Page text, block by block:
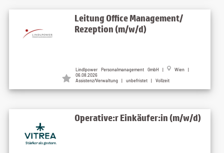
Leitung Office Management/
Rezeption (m/w/d)
Lindlpower Personalmanagement GmbH | Wien |
06.08.2026
Assistenz/Verwaltung | unbefristet | Vollzeit
Operative:r Einkäufer:in (m/w/d)